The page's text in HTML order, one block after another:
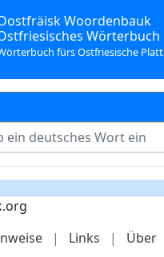
Woordenbauk
Wörterbuch
fürs Ostfriesische Platt
| Links | Über